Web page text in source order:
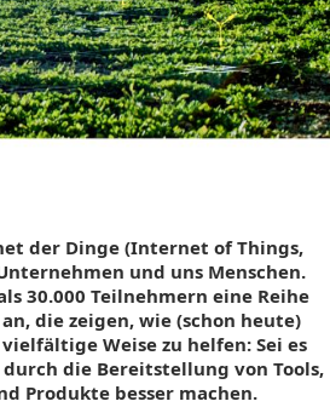
der Dinge (Internet of Things,
und uns Menschen.
30.000 Teilnehmern eine Reihe
die zeigen, wie (schon heute)
Weise zu helfen: Sei es
die Bereitstellung von Tools,
Produkte besser machen.